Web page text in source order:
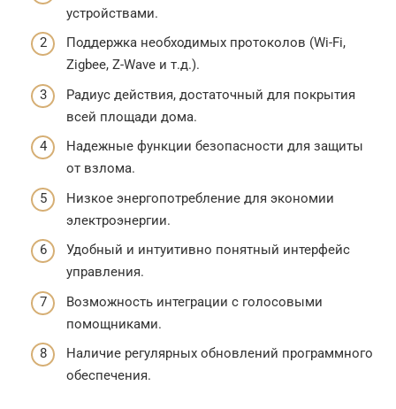
устройствами.
Поддержка необходимых протоколов (Wi-Fi,
Zigbee, Z-Wave и т.д.).
Радиус действия, достаточный для покрытия
всей площади дома.
Надежные функции безопасности для защиты
от взлома.
Низкое энергопотребление для экономии
электроэнергии.
Удобный и интуитивно понятный интерфейс
управления.
Возможность интеграции с голосовыми
помощниками.
Наличие регулярных обновлений программного
обеспечения.